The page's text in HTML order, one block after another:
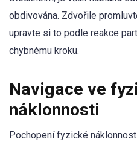
obdivována. Zdvořile
upravte si to podle reakce
chybnému kroku.
Navigace ve
náklonnosti
Pochopení fyzické